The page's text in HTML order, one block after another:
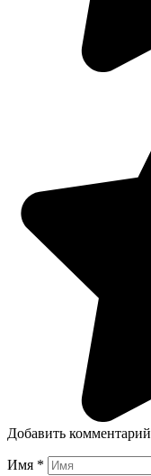
Добавить комментарий
Имя *